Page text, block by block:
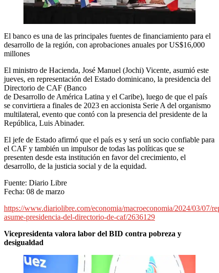
El banco es una de las principales fuentes de financiamiento para el
desarrollo de la región, con aprobaciones anuales por US$16,000
millones
El ministro de Hacienda, José Manuel (Jochi) Vicente, asumió este
jueves, en representación del Estado dominicano, la presidencia del
Directorio de CAF (Banco
de Desarrollo de América Latina y el Caribe), luego de que el país
se convirtiera a finales de 2023 en accionista Serie A del organismo
multilateral, evento que contó con la presencia del presidente de la
República, Luis Abinader.
El jefe de Estado afirmó que el país es y será un socio confiable para
el CAF y también un impulsor de todas las políticas que se
presenten desde esta institución en favor del crecimiento, el
desarrollo, de la justicia social y de la equidad.
Fuente: Diario Libre
Fecha: 08 de marzo
https://www.diariolibre.com/economia/macroeconomia/2024/03/07/
asume-presidencia-del-directorio-de-caf/2636129
Vicepresidenta valora labor del BID contra pobreza y
desigualdad